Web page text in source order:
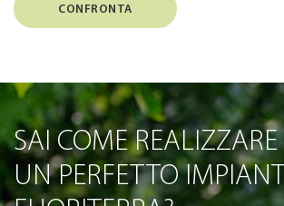
CONFRONTA
SAI COME REALIZZARE
UN PERFETTO